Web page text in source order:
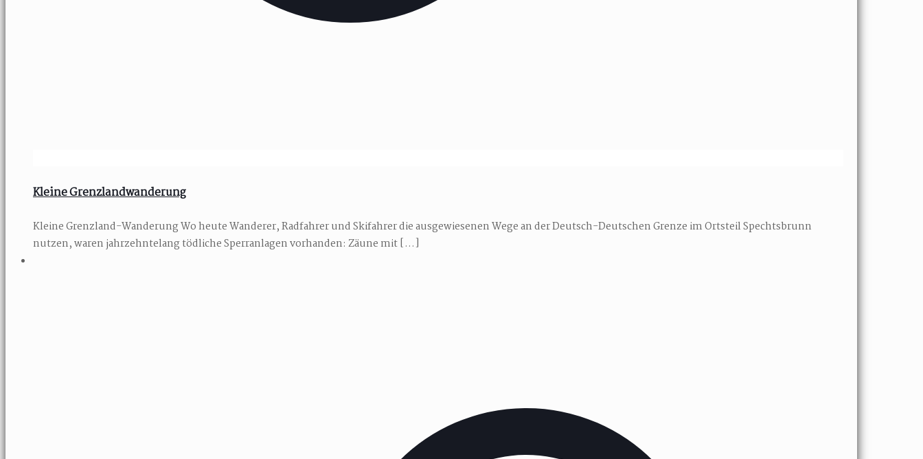
Kleine Grenzlandwanderung
Kleine Grenzland-Wanderung Wo heute Wanderer, Radfahrer und Skifahrer die ausgewiesenen Wege an der Deutsch-Deutschen Grenze im Ortsteil Spechtsbrunn
nutzen, waren jahrzehntelang tödliche Sperranlagen vorhanden: Zäune mit[…]